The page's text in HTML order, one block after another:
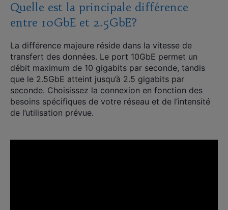
Quelle est la principale différence
entre 10GbE et 2.5GbE?
La différence majeure réside dans la vitesse de
transfert des données. Le port 10GbE permet un
débit maximum de 10 gigabits par seconde, tandis
que le 2.5GbE atteint jusqu’à 2.5 gigabits par
seconde. Choisissez la connexion en fonction des
besoins spécifiques de votre réseau et de l’intensité
de l’utilisation prévue.